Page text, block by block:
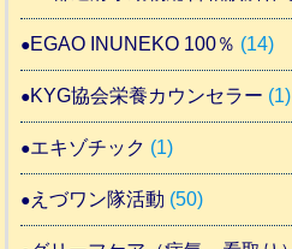
EGAO INUNEKO 100％ (14)
KYG協会栄養カウンセラー (1)
エキゾチック (1)
えづワン隊活動 (50)